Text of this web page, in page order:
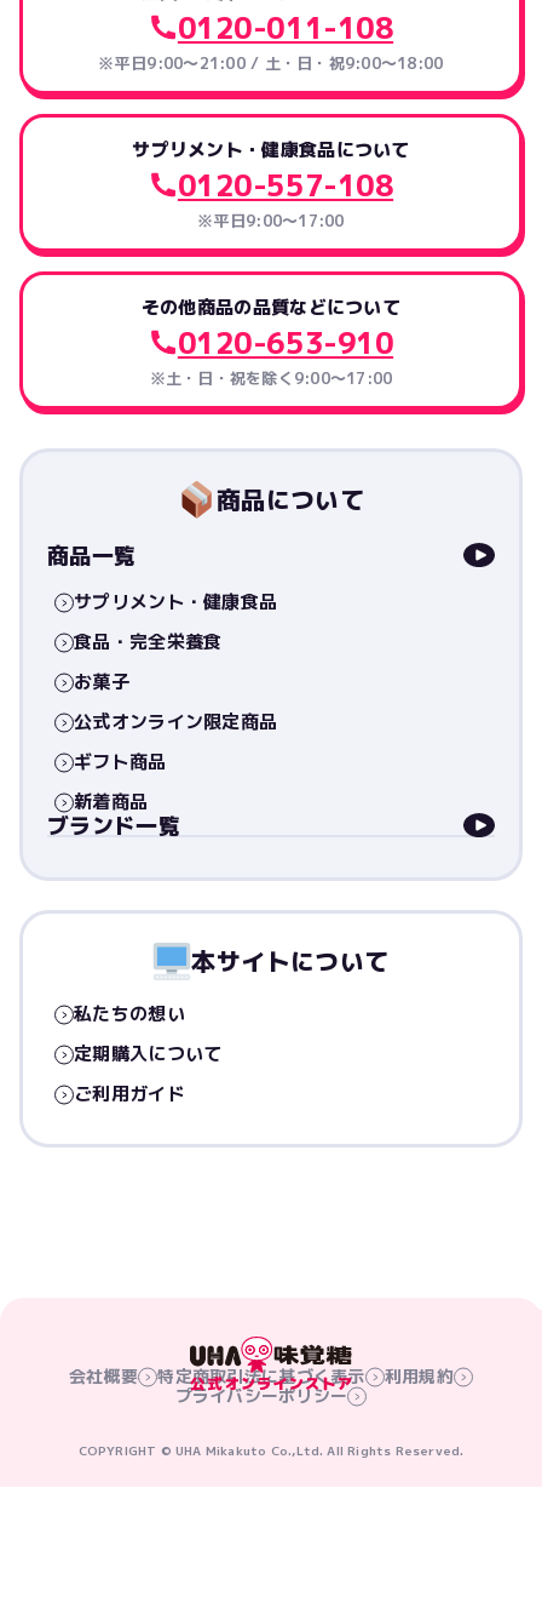
0120-011-108
※平日9:00～21:00 / 土・日・祝9:00～18:00
サプリメント・健康食品について
0120-557-108
※平日9:00～17:00
その他商品の品質などについて
0120-653-910
※土・日・祝を除く9:00〜17:00
商品について
商品一覧
サプリメント・健康食品
食品・完全栄養食
お菓子
公式オンライン限定商品
ギフト商品
新着商品
ブランド一覧
本サイトについて
私たちの想い
定期購入について
ご利用ガイド
会社概要 特定商取引法に基づく表示
利用規約
プライバシーポリシー
COPYRIGHT © UHA Mikakuto Co.,Ltd. All Rights Reserved.